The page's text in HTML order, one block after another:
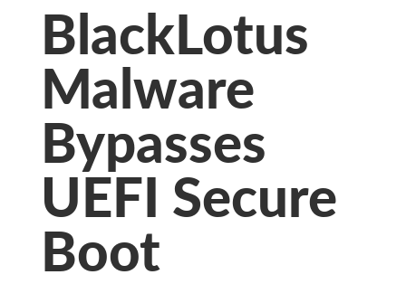
BlackLotus
Malware
Bypasses
UEFI Secure
Boot